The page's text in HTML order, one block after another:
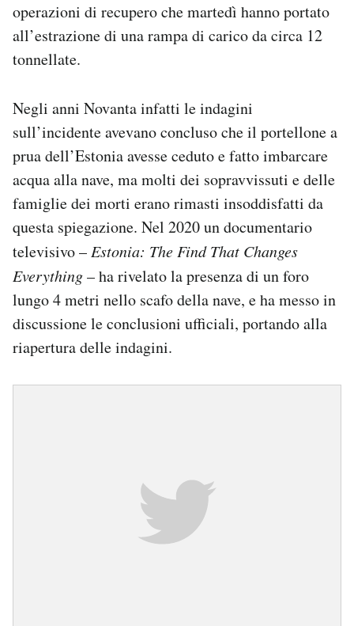
operazioni di recupero che martedì hanno portato
all’estrazione di una rampa di carico da circa 12
tonnellate.
Negli anni Novanta infatti le indagini
sull’incidente avevano concluso che il portellone a
prua dell’Estonia avesse ceduto e fatto imbarcare
acqua alla nave, ma molti dei sopravvissuti e delle
famiglie dei morti erano rimasti insoddisfatti da
questa spiegazione. Nel 2020 un documentario
televisivo –Estonia: The Find That Changes
Everything– ha rivelato la presenza di un foro
lungo 4 metri nello scafo della nave, e ha messo in
discussione le conclusioni ufficiali, portando alla
riapertura delle indagini.